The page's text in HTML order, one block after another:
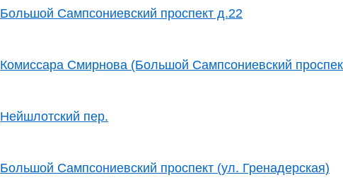
Большой Сампсониевский проспект д.22
Комиссара Смирнова (Большой Сампсониевский
Нейшлотский пер.
Большой Сампсониевский проспект (ул. Гренадерская)